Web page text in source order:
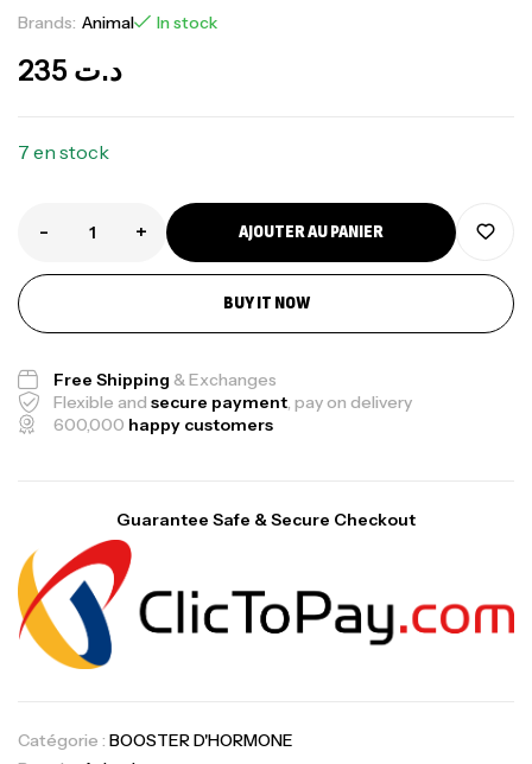
Brands: Animal In stock
د.ت
7 en stock
- + AJOUTER AU PANIER
BUY IT NOW
Free Shipping & Exchanges
Flexible and secure payment, pay on delivery
600,000 happy customers
Guarantee Safe & Secure Checkout
Catégorie : BOOSTER D'HORMONE